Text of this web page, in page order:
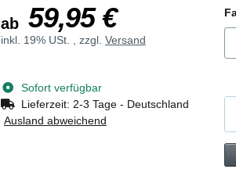
ab 59,95 €
inkl. 19% USt. , zzgl. Versand
Sofort verfügbar
Lieferzeit: 2-3 Tage - Deutschland
Ausland abweichend